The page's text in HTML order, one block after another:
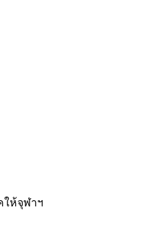
ให้จุฬาฯ